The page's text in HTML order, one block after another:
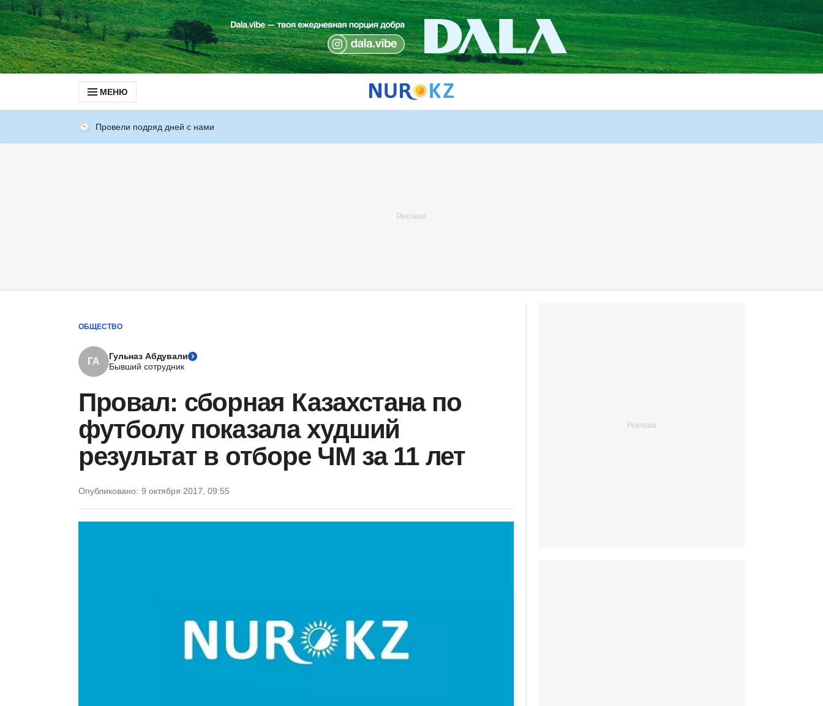
МЕНЮ
Провели подряд дней с нами
ОБЩЕСТВО
ГА
Гульназ Абдували
Бывший сотрудник
Провал: сборная Казахстана по
футболу показала худший
результат в отборе ЧМ за 11 лет
Опубликовано: 9 октября 2017, 09:55